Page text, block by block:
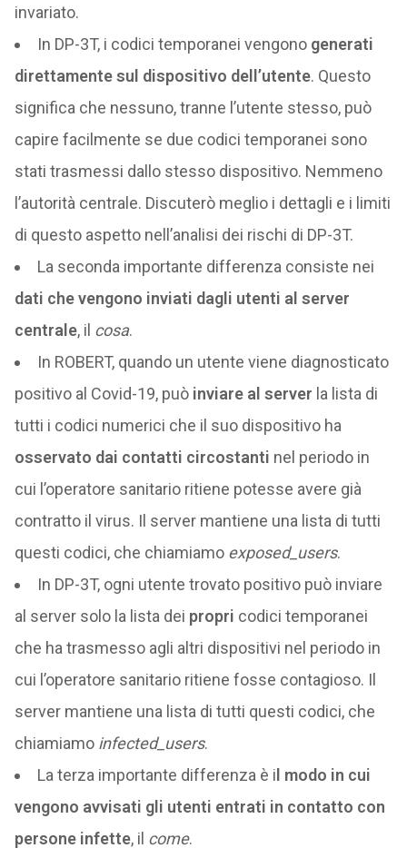
invariato.
In DP-3T, i codici temporanei vengono generati
direttamente sul dispositivo dell’utente. Questo
significa che nessuno, tranne l’utente stesso, può
capire facilmente se due codici temporanei sono
stati trasmessi dallo stesso dispositivo. Nemmeno
l’autorità centrale. Discuterò meglio i dettagli e i limiti
di questo aspetto nell’analisi dei rischi di DP-3T.
La seconda importante differenza consiste nei
dati che vengono inviati dagli utenti al server
centrale, il cosa.
In ROBERT, quando un utente viene diagnosticato
positivo al Covid-19, può inviare al server la lista di
tutti i codici numerici che il suo dispositivo ha
osservato dai contatti circostanti nel periodo in
cui l’operatore sanitario ritiene potesse avere già
contratto il virus. Il server mantiene una lista di tutti
questi codici, che chiamiamo exposed_users.
In DP-3T, ogni utente trovato positivo può inviare
al server solo la lista dei propri codici temporanei
che ha trasmesso agli altri dispositivi nel periodo in
cui l’operatore sanitario ritiene fosse contagioso. Il
server mantiene una lista di tutti questi codici, che
chiamiamo infected_users.
La terza importante differenza è i l modo in cui
vengono avvisati gli utenti entrati in contatto con
persone infette, il come.